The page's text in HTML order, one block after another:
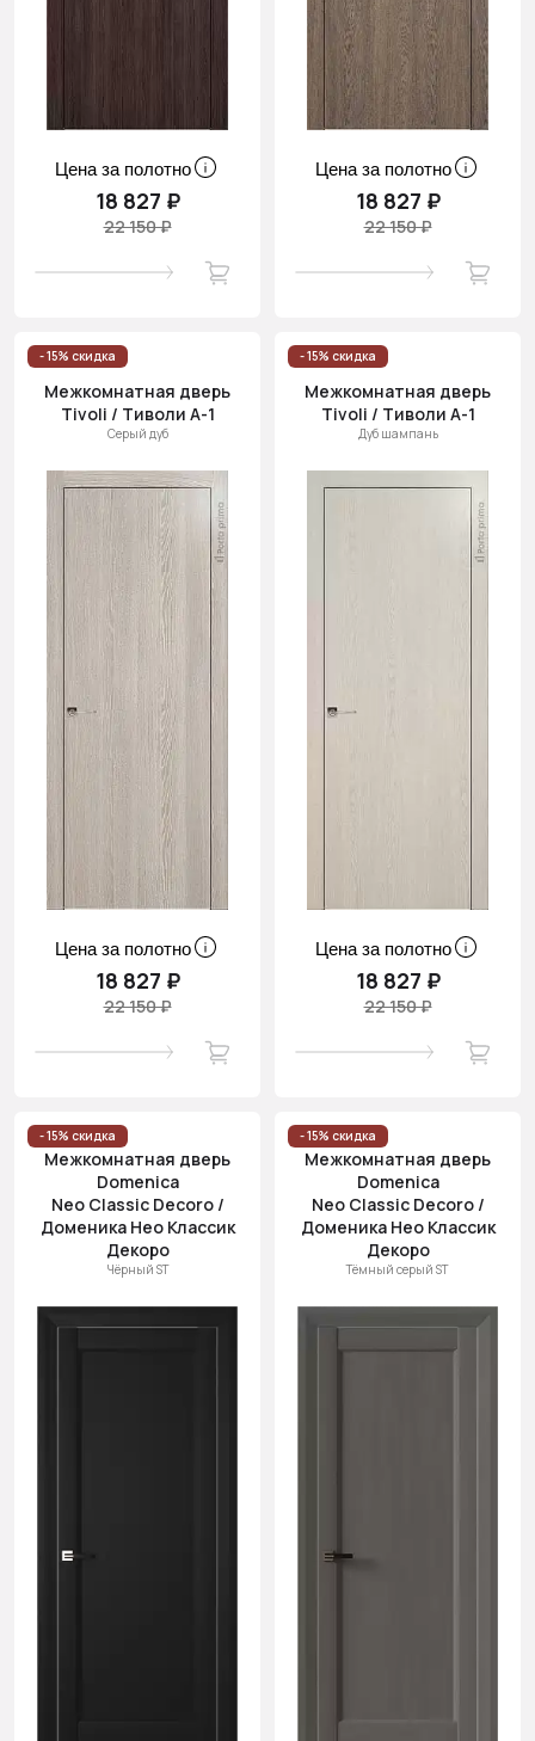
Цена за полотно
18 827 ₽
22 150 ₽
Цена за полотно
18 827 ₽
22 150 ₽
- 15% скидка
Межкомнатная дверь
Tivoli / Тиволи А-1
Серый дуб
Цена за полотно
18 827 ₽
22 150 ₽
- 15% скидка
Межкомнатная дверь
Tivoli / Тиволи А-1
Дуб шампань
Цена за полотно
18 827 ₽
22 150 ₽
- 15% скидка
Межкомнатная дверь
Domenica
Neo Classic Decoro /
Доменика Нео Классик
Декоро
Чёрный ST
- 15% скидка
Межкомнатная дверь
Domenica
Neo Classic Decoro /
Доменика Нео Классик
Декоро
Тёмный серый ST